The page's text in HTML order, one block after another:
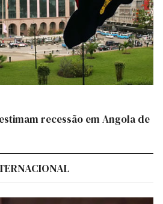
recessão em Angola de